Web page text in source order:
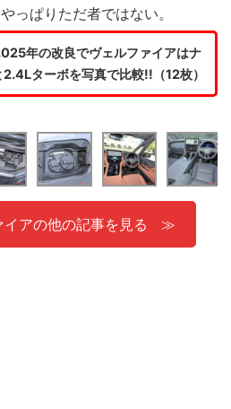
っぱりただ者ではない。
年の改良でヴェルファイアはナ
ターボを写真で比較!!（12枚）
イアの他の記事を見る